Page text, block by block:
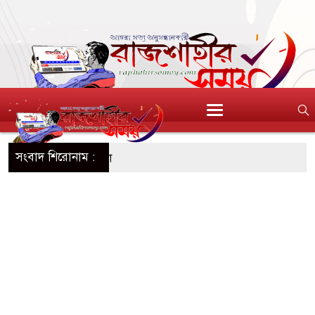
সংবাদ শিরোনাম :
নয়, মায়েরও সুরক্ষা